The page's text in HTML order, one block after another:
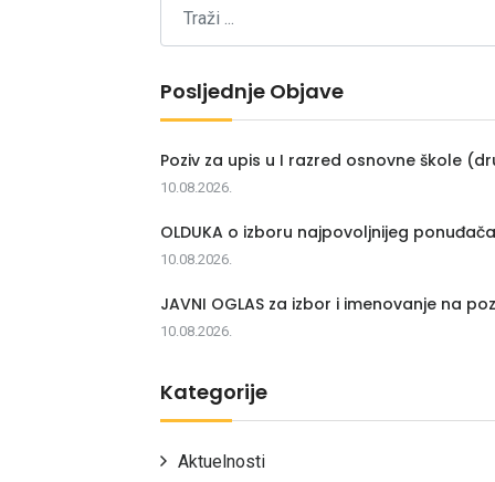
Posljednje Objave
Poziv za upis u I razred osnovne škole
10.08.2026.
OLDUKA o izboru najpovoljnijeg
10.08.2026.
JAVNI OGLAS za izbor i imenovanje na
10.08.2026.
Kategorije
Aktuelnosti